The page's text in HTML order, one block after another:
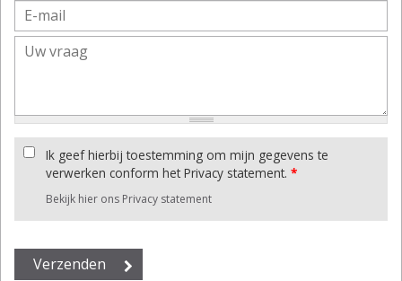
Ik geef hierbij toestemming om mijn gegevens te
verwerken conform het Privacy statement. *
Bekijk hier ons Privacy statement